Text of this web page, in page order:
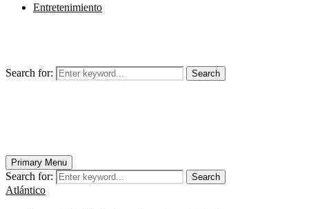
Entretenimiento
Search for: Search
Primary Menu
Search for: Search
Atlántico